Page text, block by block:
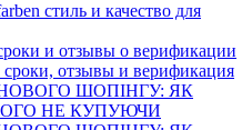
стиль и качество для
и отзывы о верификации
отзывы и верификация
ШОПІНГУ: ЯК
НЕ КУПУЮЧИ